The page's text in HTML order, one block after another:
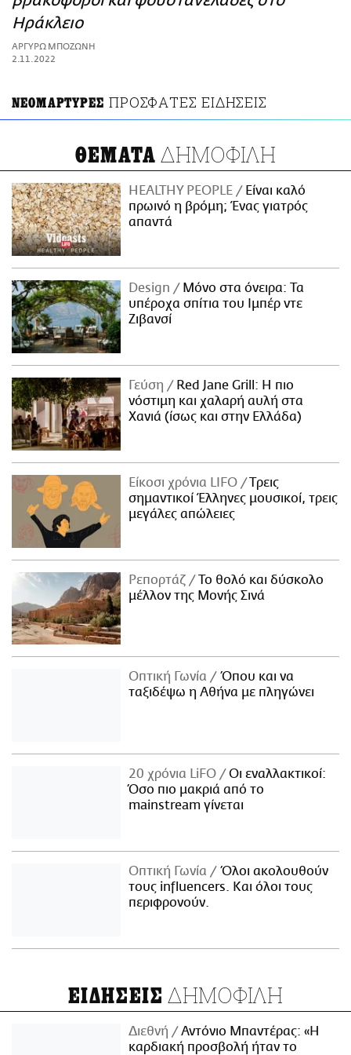
ΑΜΠΑ
PRINT
Ηράκλειο
ΑΡΓΥΡΩ ΜΠΟΖΩΝΗ
2.11.2022
ΝΕΟΜΑΡΤΥΡΕΣ ΠΡΟΣΦΑΤΕΣ ΕΙΔΗΣΕΙΣ
ΘΕΜΑΤΑ ΔΗΜΟΦΙΛΗ
HEALTHY PEOPLE
Είναι καλό
πρωινό η βρόμη; Ένας γιατρός
απαντά
Design
Μόνο στα όνειρα: Τα
υπέροχα σπίτια του Ιμπέρ ντε
Ζιβανσί
Γεύση
Red Jane Grill: Η πιο
νόστιμη και χαλαρή αυλή στα
Χανιά (ίσως και στην Ελλάδα)
Είκοσι χρόνια LIFO
Tρεις
σημαντικοί Έλληνες μουσικοί, τρεις
μεγάλες απώλειες
Ρεπορτάζ
Το θολό και δύσκολο
μέλλον της Μονής Σινά
Οπτική Γωνία
Όπου και να
ταξιδέψω η Αθήνα με πληγώνει
20 χρόνια LiFO
Οι εναλλακτικοί:
Όσο πιο μακριά από το
mainstream γίνεται
Οπτική Γωνία
Όλοι ακολουθούν
τους influencers. Και όλοι τους
περιφρονούν.
ΕΙΔΗΣΕΙΣ ΔΗΜΟΦΙΛΗ
Διεθνή
Αντόνιο Μπαντέρας: «Η
καρδιακή προσβολή ήταν το